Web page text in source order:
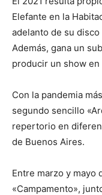
Elefante en la
adelanto de su
Además, gana un
producir un show
Con la pandemia
segundo sencillo
repertorio en
de Buenos Aires.
Entre marzo y mayo
«Campamento»,